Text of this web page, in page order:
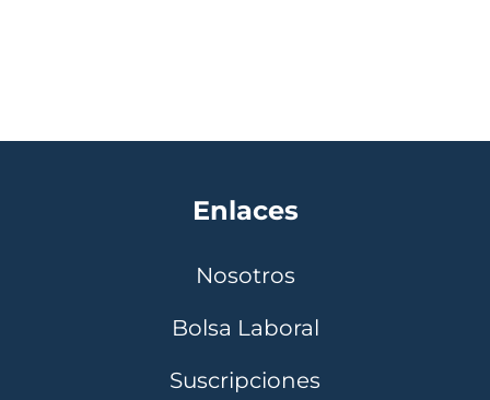
Enlaces
Nosotros
Bolsa Laboral
Suscripciones